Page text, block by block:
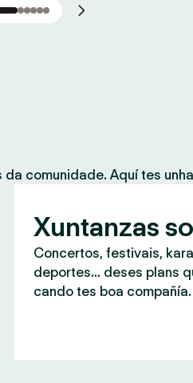
comunidade. Aquí tes
Xuntanzas
Concertos, festivais,
deportes… deses plans
cando tes boa compañía.